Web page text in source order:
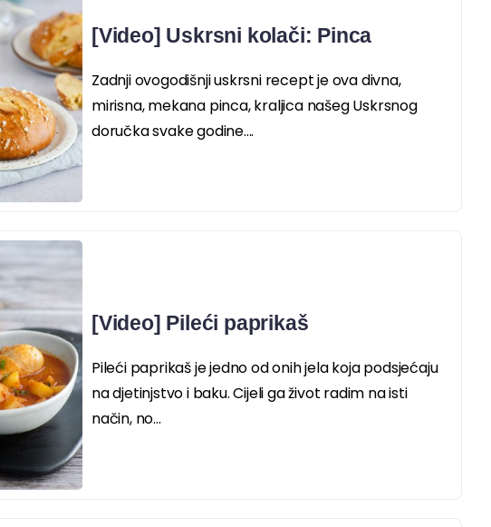
[Video] Uskrsni kolači: Pinca
Zadnji ovogodišnji uskrsni recept je ova divna,
mirisna, mekana pinca, kraljica našeg Uskrsnog
doručka svake godine....
[Video] Pileći paprikaš
Pileći paprikaš je jedno od onih jela koja podsjećaju
na djetinjstvo i baku. Cijeli ga život radim na isti
način, no...